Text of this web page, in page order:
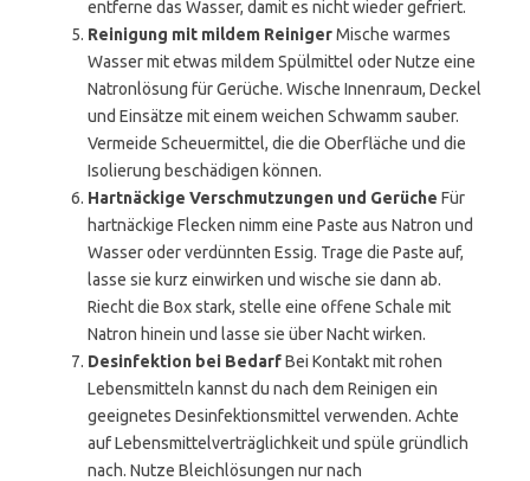
entferne das Wasser, damit es nicht wieder gefriert.
Reinigung mit mildem ReinigerMische warmes
Wasser mit etwas mildem Spülmittel oder Nutze eine
Natronlösung für Gerüche. Wische Innenraum, Deckel
und Einsätze mit einem weichen Schwamm sauber.
Vermeide Scheuermittel, die die Oberfläche und die
Isolierung beschädigen können.
Hartnäckige Verschmutzungen und Gerüche Für
hartnäckige Flecken nimm eine Paste aus Natron und
Wasser oder verdünnten Essig. Trage die Paste auf,
lasse sie kurz einwirken und wische sie dann ab.
Riecht die Box stark, stelle eine offene Schale mit
Natron hinein und lasse sie über Nacht wirken.
Desinfektion bei BedarfBei Kontakt mit rohen
Lebensmitteln kannst du nach dem Reinigen ein
geeignetes Desinfektionsmittel verwenden. Achte
auf Lebensmittelverträglichkeit und spüle gründlich
nach. Nutze Bleichlösungen nur nach